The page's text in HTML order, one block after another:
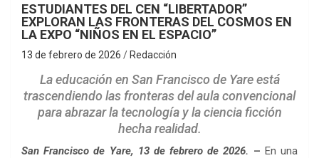
ESTUDIANTES DEL CEN “LIBERTADOR”
EXPLORAN LAS FRONTERAS DEL COSMOS EN
LA EXPO “NIÑOS EN EL ESPACIO”
13 de febrero de 2026 Redacción
La educación en San Francisco de Yare está
trascendiendo las fronteras del aula convencional
para abrazar la tecnología y la ciencia ficción
hecha realidad.
San Francisco de Yare, 13 de febrero de 2026. – En una